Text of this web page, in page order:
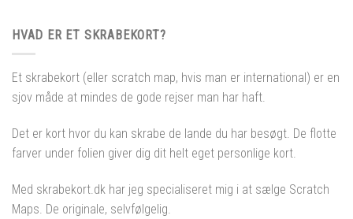
HVAD ER ET SKRABEKORT?
Et skrabekort (eller scratch map, hvis man er international) er en
sjov måde at mindes de gode rejser man har haft.
Det er kort hvor du kan skrabe de lande du har besøgt. De flotte
farver under folien giver dig dit helt eget personlige kort.
Med skrabekort.dk har jeg specialiseret mig i at sælge Scratch
Maps. De originale, selvfølgelig.